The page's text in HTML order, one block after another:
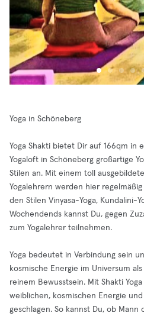
Yoga in Schöneberg
Yoga Shakti bietet Dir auf 166qm in
Yogaloft in Schöneberg großartige
Stilen an. Mit einem toll
Yogalehrern werden hier regelmäßig
den Stilen Vinyasa-Yoga, Kundalini-
Wochendends kannst Du, gegen
zum Yogalehrer teilnehmen.
Yoga bedeutet in Verbindung sein
kosmische Energie im Universum
reinem Bewusstsein. Mit Shakti
weiblichen, kosmischen Energie
geschlagen. So kannst Du, ob Mann